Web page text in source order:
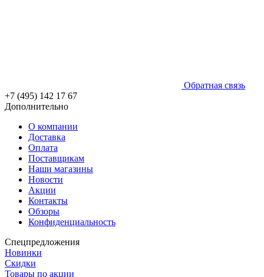
Обратная связь
+7 (495) 142 17 67
Дополнительно
О компании
Доставка
Оплата
Поставщикам
Наши магазины
Новости
Акции
Контакты
Обзоры
Конфиденциальность
Спецпредложения
Новинки
Скидки
Товары по акции